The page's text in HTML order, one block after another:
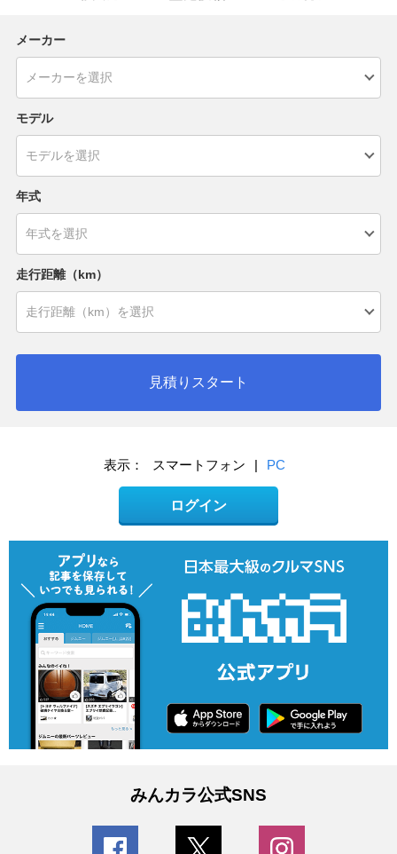
メーカー
モデル
年式
走行距離（km）
見積りスタート
表示： スマートフォン | PC
ログイン
みんカラ公式SNS